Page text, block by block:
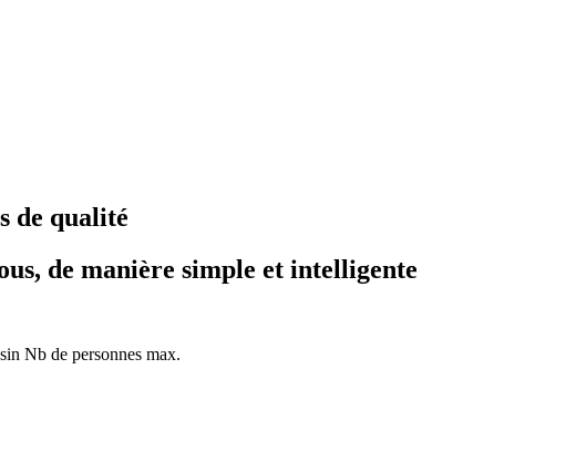
de qualité
de manière simple et intelligente
Nb de personnes max.